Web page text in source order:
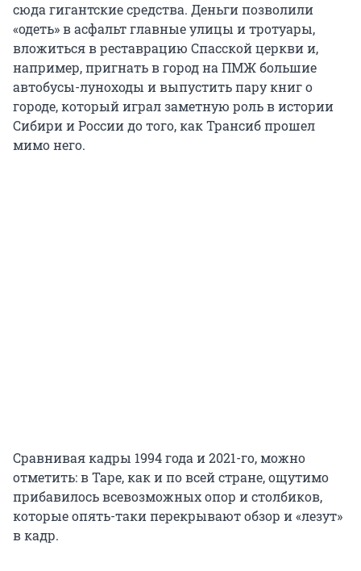
сюда гигантские средства. Деньги позволили
«одеть» в асфальт главные улицы и тротуары,
вложиться в реставрацию Спасской церкви и,
например, пригнать в город на ПМЖ большие
автобусы-луноходы и выпустить пару книг о
городе, который играл заметную роль в истории
Сибири и России до того, как Трансиб прошел
мимо него.
Сравнивая кадры 1994 года и 2021-го, можно
отметить: в Таре, как и по всей стране, ощутимо
прибавилось всевозможных опор и столбиков,
которые опять-таки перекрывают обзор и «лезут»
в кадр.